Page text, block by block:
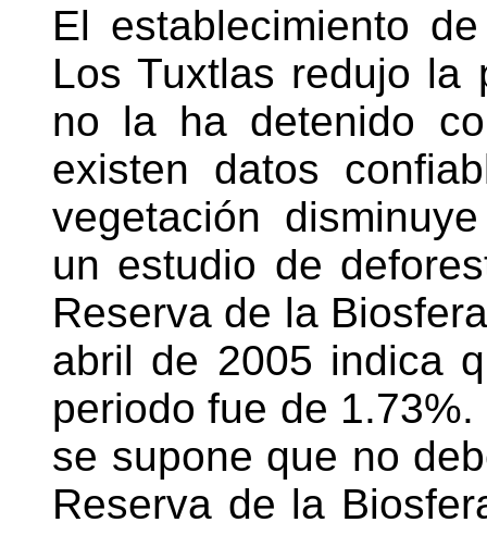
El establecimiento
Los Tuxtlas redujo la
no la ha detenido
existen datos
vegetación
un estudio de
Reserva de la
abril de 2005 indica
periodo fue de
se supone que no
Reserva de la